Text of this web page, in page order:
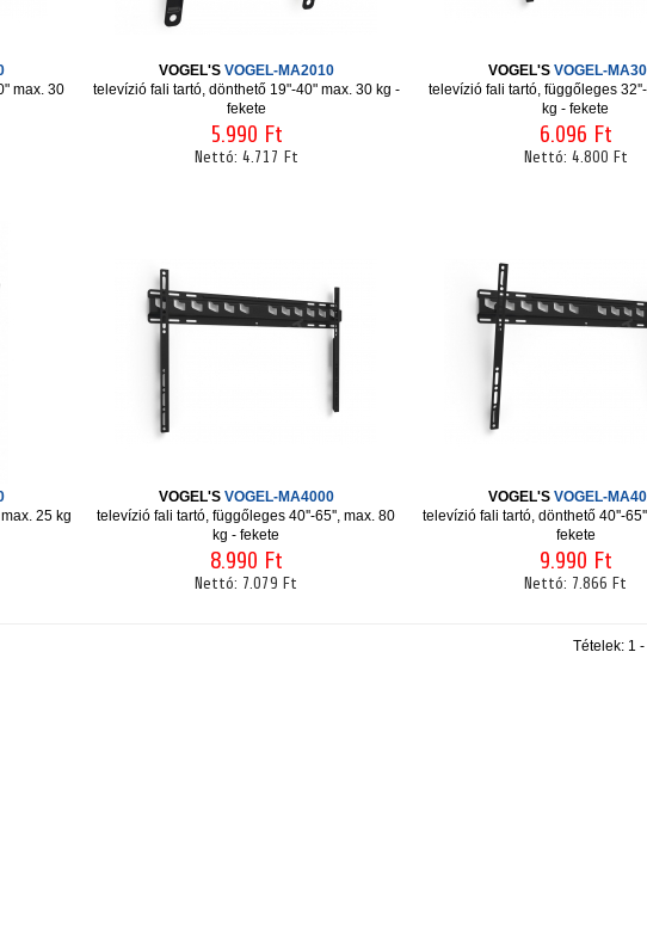
max. 30
VOGEL'S VOGEL-MA2010
televízió fali tartó, dönthető 19"-40" max. 30 kg -
fekete
5.990 Ft
Nettó: 4.717 Ft
VOGEL'S VOGEL-
televízió fali tartó, függőleges
kg - fekete
6.096 Ft
Nettó: 4.800 Ft
25 kg
VOGEL'S VOGEL-MA4000
televízió fali tartó, függőleges 40''-65'', max. 80
kg - fekete
8.990 Ft
Nettó: 7.079 Ft
VOGEL'S VOGEL-
televízió fali tartó, dönthető 40''-
fekete
9.990 Ft
Nettó: 7.866 Ft
Tételek: 1